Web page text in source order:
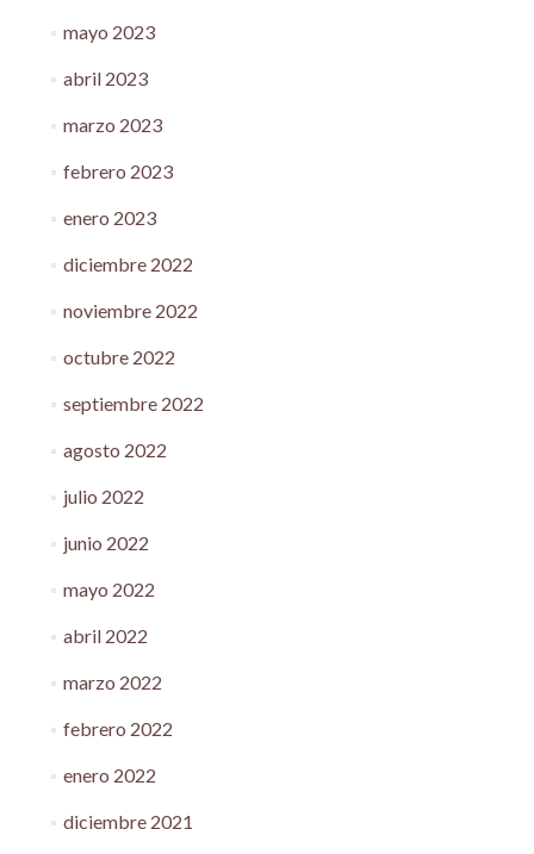
mayo 2023
abril 2023
marzo 2023
febrero 2023
enero 2023
diciembre 2022
noviembre 2022
octubre 2022
septiembre 2022
agosto 2022
julio 2022
junio 2022
mayo 2022
abril 2022
marzo 2022
febrero 2022
enero 2022
diciembre 2021